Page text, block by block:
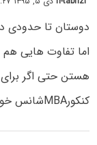
هستن حتی اگر
کنکورMBAشانس خوبی دارن .